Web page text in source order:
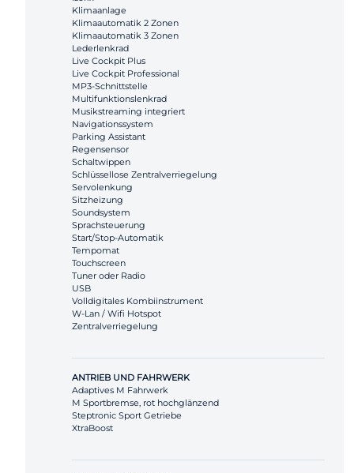
Klimaanlage
Klimaautomatik 2 Zonen
Klimaautomatik 3 Zonen
Lederlenkrad
Live Cockpit Plus
Live Cockpit Professional
MP3-Schnittstelle
Multifunktionslenkrad
Musikstreaming integriert
Navigationssystem
Parking Assistant
Regensensor
Schaltwippen
Schlüssellose Zentralverriegelung
Servolenkung
Sitzheizung
Soundsystem
Sprachsteuerung
Start/Stop-Automatik
Tempomat
Touchscreen
Tuner oder Radio
USB
Volldigitales Kombiinstrument
W-Lan / Wifi Hotspot
Zentralverriegelung
ANTRIEB UND FAHRWERK
Adaptives M Fahrwerk
M Sportbremse, rot hochglänzend
Steptronic Sport Getriebe
XtraBoost